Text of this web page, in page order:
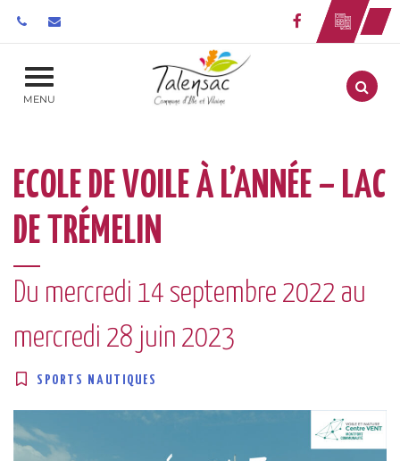
Lien vers le
MENU Aller
ECOLE DE VOILE À L’ANNÉE – LAC
DE TRÉMELIN
Du mercredi 14 septembre 2022 au
mercredi 28 juin 2023
SPORTS NAUTIQUES